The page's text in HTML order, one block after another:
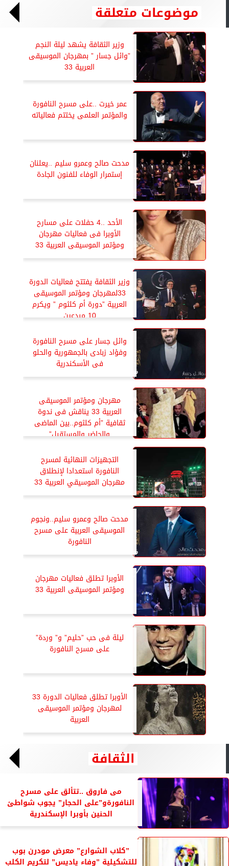
موضوعات متعلقة
وزير الثقافة يشهد ليلة النجم
”وائل جسار ” بمهرجان الموسيقى
العربية 33
عمر خيرت ..على مسرح النافورة
والمؤتمر العلمى يختتم فعالياته
مدحت صالح وعمرو سليم ..يعلنان
إستمرار الوفاء للفنون الجادة
الأحد ..4 حفلات على مسارح
الأوبرا فى فعاليات مهرجان
ومؤتمر الموسيقى العربية 33
وزير الثقافة يفتتح فعاليات الدورة
33لمهرجان ومؤتمر الموسيقى
العربية ”دورة أم كلثوم ” ويكرم
10 مبدعين
وائل جسار على مسرح النافورة
وفؤاد زبادى بالجمهورية والحلو
فى الأسكندرية
مهرجان ومؤتمر الموسيقى
العربية 33 يناقش فى ندوة
ثقافية ”أم كلثوم..بين الماضى
والحاضر والمستقبل”
التجهيزات النهائية لمسرح
النافورة استعدادا لإنطلاق
مهرجان الموسيقي العربية 33
مدحت صالح وعمرو سليم..ونجوم
الموسيقى العربية على مسرح
النافورة
الأوبرا تطلق فعاليات مهرجان
ومؤتمر الموسيقى العربية 33
ليلة فى حب ”حليم” و” وردة”
على مسرح النافورة
الأوبرا تطلق فعاليات الدورة 33
لمهرجان ومؤتمر الموسيقى
العربية
الثقافة
مى فاروق ..تتألق على مسرح
النافورةو”على الحجار” يجوب شواطئ
الحنين بأوبرا الإسكندرية
”كلاب الشوارع” معرض مودرن بوب
للتشكيلية ”وفاء ياديس” لتكريم الكلب